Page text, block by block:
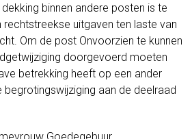
binnen andere posten is te
rechtstreekse uitgaven ten laste van
Om de post Onvoorzien te kunnen
doorgevoerd moeten
betrekking heeft op een ander
aan de deelraad
Goedegebuur,